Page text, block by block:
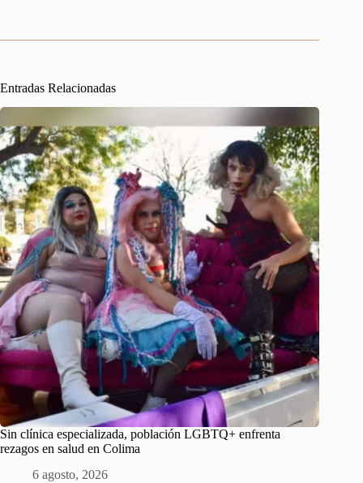
Entradas Relacionadas
Sin clínica especializada, población LGBTQ+ enfrenta
rezagos en salud en Colima
6 agosto, 2026